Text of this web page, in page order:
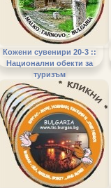
Кожени сувенири 20-3 ::
Национални обекти за
туризъм